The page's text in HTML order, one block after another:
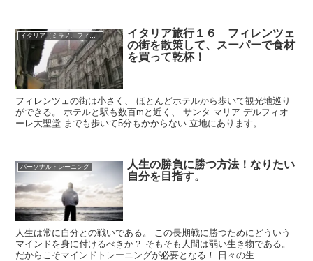
イタリア（ミラノ、フィレンチェ、ロー）
イタリア旅行１６ フィレンツェ
の街を散策して、スーパーで食材
を買って乾杯！
フィレンツェの街は小さく、 ほとんどホテルから歩いて観光地巡り
ができる。 ホテルと駅も数百mと近く、 サンタ マリア デルフィオ
ーレ大聖堂 までも歩いて5分もかからない 立地にあります。
パーソナルトレーニング
人生の勝負に勝つ方法！なりたい
自分を目指す。
人生は常に自分との戦いである。 この長期戦に勝つためにどういう
マインドを身に付けるべきか？ そもそも人間は弱い生き物である。
だからこそマインドトレーニングが必要となる！ 日々の生...